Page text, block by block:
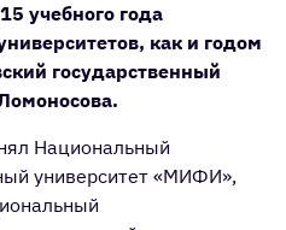
учебного года
как и годом
государственный
Национальный
университет «МИФИ»,